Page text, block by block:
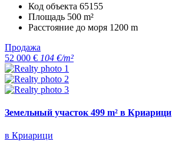
Код объекта 65155
Площадь 500 m²
Расстояние до моря 1200 m
Продажа
52 000 € 104 €/m²
Земельный участок 499 m² в Криарици
в Криарици